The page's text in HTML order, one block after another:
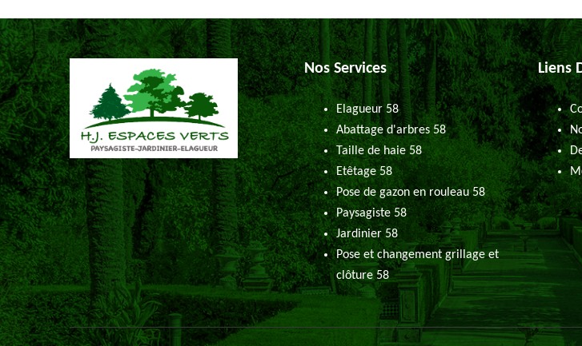
Nos Services
Elagueur 58
Abattage d'arbres 58
Taille de haie 58
Etêtage 58
Pose de gazon en rouleau 58
Paysagiste 58
Jardinier 58
Pose et changement grillage et
clôture 58
Liens